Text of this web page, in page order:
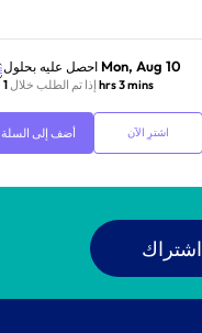
احصل عليه بحلول Mon, Aug 10
إذا تم الطلب خلال 1 hrs 3 mins
أضف إلى السلة اشترِ الآن
اشتراك